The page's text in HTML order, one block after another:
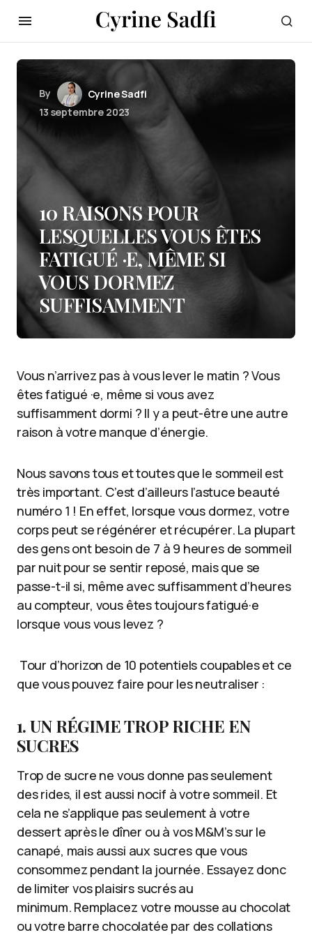
By
Cyrine Sadfi
13 septembre 2023
10 RAISONS POUR
LESQUELLES VOUS ÊTES
FATIGUÉ ·E, MÊME SI
VOUS DORMEZ
SUFFISAMMENT
Vous n’arrivez pas à vous lever le matin ? Vous
êtes fatigué ·e, même si vous avez
suffisamment dormi ? Il y a peut-être une autre
raison à votre manque d’énergie.
Nous savons tous et toutes que le sommeil est
très important. C’est d’ailleurs l’astuce beauté
numéro 1 ! En effet, lorsque vous dormez, votre
corps peut se régénérer et récupérer. La plupart
des gens ont besoin de 7 à 9 heures de sommeil
par nuit pour se sentir reposé, mais que se
passe-t-il si, même avec suffisamment d’heures
au compteur, vous êtes toujours fatigué·e
lorsque vous vous levez ?
Tour d’horizon de 10 potentiels coupables et ce
que vous pouvez faire pour les neutraliser :
1. UN RÉGIME TROP RICHE EN
SUCRES
Trop de sucre ne vous donne pas seulement
des rides, il est aussi nocif à votre sommeil. Et
cela ne s’applique pas seulement à votre
dessert après le dîner ou à vos M&M’s sur le
canapé, mais aussi aux sucres que vous
consommez pendant la journée. Essayez donc
de limiter vos plaisirs sucrés au
minimum. Remplacez votre mousse au chocolat
ou votre barre chocolatée par des collations